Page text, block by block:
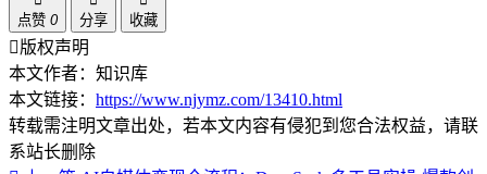
点赞 0 分享 收藏
版权声明
本文作者：知识库
本文链接： https://www.njymz.com/13410.html
转载需注明文章出处，若本文内容有侵犯到您合法权益，请联
系站长删除